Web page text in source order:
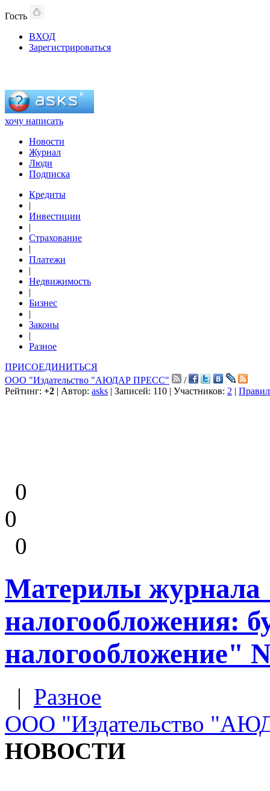
Гость
ВХОД
Зарегистрироваться
хочу написать
Новости
Журнал
Люди
Подписка
Кредиты
|
Инвестиции
|
Страхование
|
Платежи
|
Недвижимость
|
Бизнес
|
Законы
|
Разное
ПРИСОЕДИНИТЬСЯ
ООО "Издательство "АЮДАР ПРЕСС"
/
Рейтинг: +2 | Автор: asks | Записей: 110 | Участников: 2 |
0
0
0
Материлы журнала
налогообложения:
налогообложение"
| Разное
ООО "Издательство
НОВОСТИ